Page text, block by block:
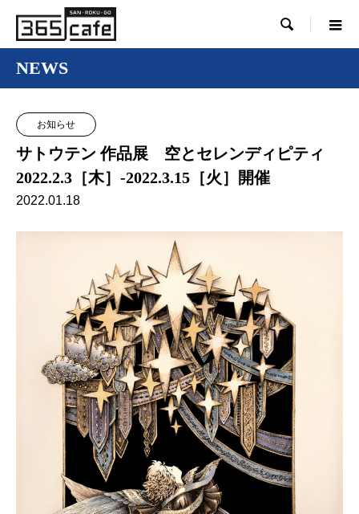

NEWS
お知らせ
サトウテン 作品展 空とセレンディピティ
2022.2.3［木］-2022.3.15［火］開催
2022.01.18